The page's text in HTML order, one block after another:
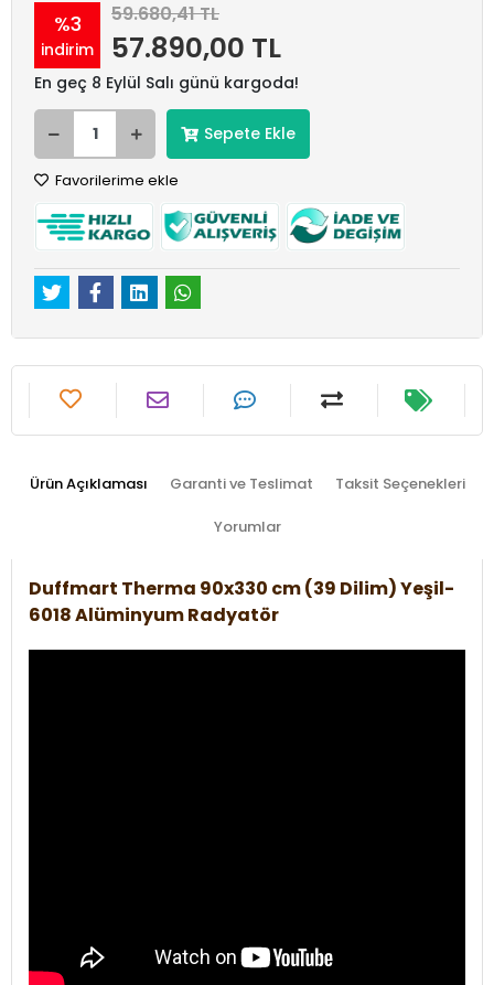
%3
indirim
59.680,41 TL
57.890,00 TL
En geç 8 Eylül Salı günü kargoda!
Sepete Ekle
Favorilerime ekle
Ürün Açıklaması Garanti ve Teslimat Taksit Seçenekleri
Yorumlar
Duffmart Therma 90x330 cm (39 Dilim) Yeşil-
6018 Alüminyum Radyatör